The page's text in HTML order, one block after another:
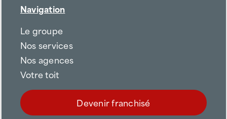
Navigation
Le groupe
Nos services
Nos agences
Votre toit
Devenir franchisé